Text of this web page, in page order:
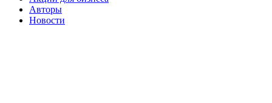
Авторы
Новости